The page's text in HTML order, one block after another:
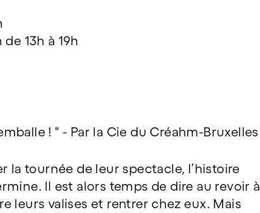
13h à 19h
! " - Par la Cie du Créahm-Bruxelles
tournée de leur spectacle, l’histoire
Il est alors temps de dire au revoir à
leurs valises et rentrer chez eux. Mais